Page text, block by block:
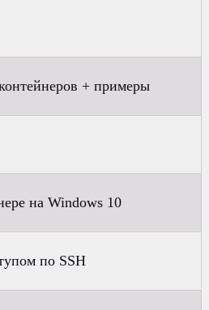
+ примеры
на Windows 10
по SSH